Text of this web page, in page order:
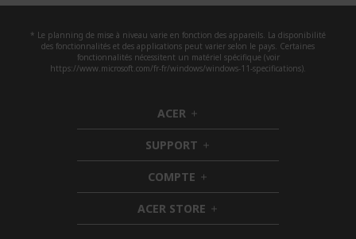
* Le planning de mise à niveau varie en fonction des appareils. La disponibilité
des fonctionnalités et des applications peut varier selon le pays. Certaines
fonctionnalités nécessitent un matériel spécifique (voir
https://www.microsoft.com/fr-fr/windows/windows-11-specifications).
ACER h
i
d
d
e
n
SUPPORT h
i
d
d
e
n
COMPTE h
i
d
d
ACER STORE h
i